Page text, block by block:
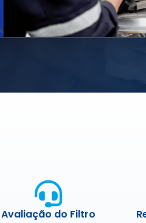
Avaliação do Filtro